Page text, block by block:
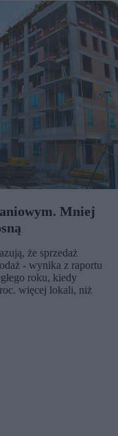
Mniej
że sprzedaż
- wynika z raportu
roku, kiedy
więcej lokali, niż